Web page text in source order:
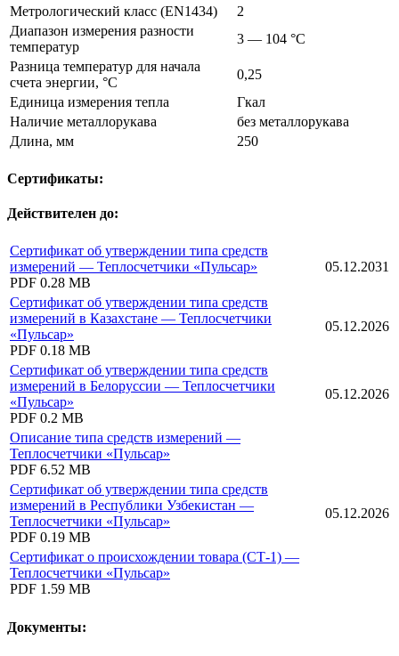
Метрологический класс (EN1434)
2
Диапазон измерения разности
температур
3 — 104 °C
Разница температур для начала
счета энергии, °C
0,25
Единица измерения тепла
Гкал
Наличие металлорукава
без металлорукава
Длина, мм
250
Сертификаты:
Действителен до:
Сертификат об утверждении типа средств
измерений — Теплосчетчики «Пульсар»
PDF 0.28 MB
05.12.2031
Сертификат об утверждении типа средств
измерений в Казахстане — Теплосчетчики
«Пульсар»
PDF 0.18 MB
05.12.2026
Сертификат об утверждении типа средств
измерений в Белоруссии — Теплосчетчики
«Пульсар»
PDF 0.2 MB
05.12.2026
Описание типа средств измерений —
Теплосчетчики «Пульсар»
PDF 6.52 MB
Сертификат об утверждении типа средств
измерений в Республики Узбекистан —
Теплосчетчики «Пульсар»
PDF 0.19 MB
05.12.2026
Сертификат о происхождении товара (СТ-1) —
Теплосчетчики «Пульсар»
PDF 1.59 MB
Документы: